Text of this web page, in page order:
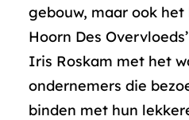
gebouw, maar ook het
Hoorn Des
Iris Roskam met het
ondernemers die
binden met hun